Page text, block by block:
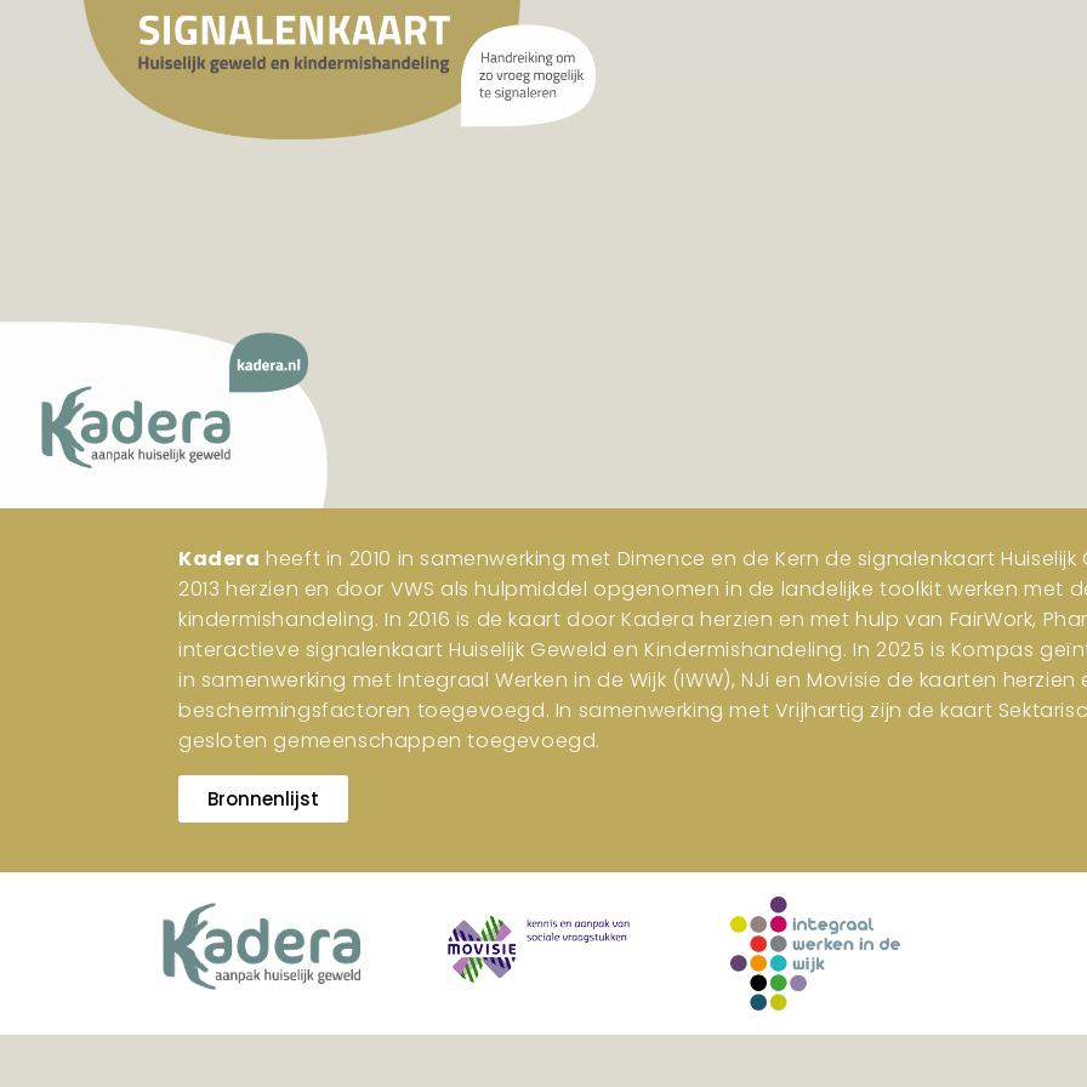
Kadera heeft in 2010 in samenwerking met Dimence en de Kern de signalenkaart
2013 herzien en door VWS als hulpmiddel opgenomen in de landelijke toolkit werken met
kindermishandeling. In 2016 is de kaart door Kadera herzien en met hulp van FairWork,
interactieve signalenkaart Huiselijk Geweld en Kindermishandeling. In 2025 is Kompas
in samenwerking met Integraal Werken in de Wijk (IWW), NJi en Movisie de kaarten
beschermingsfactoren toegevoegd. In samenwerking met Vrijhartig zijn de kaart
gesloten gemeenschappen toegevoegd.
Bronnenlijst